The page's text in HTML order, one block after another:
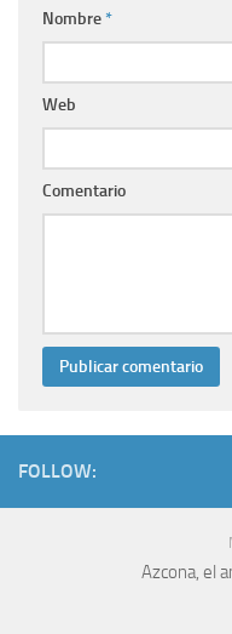
Nombre*
Web
Comentario
FOLLOW:
Azcona, el